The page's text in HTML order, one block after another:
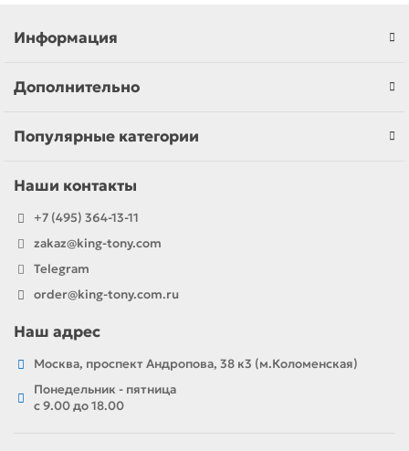
Информация
Дополнительно
Популярные категории
Наши контакты
+7 (495) 364-13-11
zakaz@king-tony.com
Telegram
order@king-tony.com.ru
Наш адрес
Москва, проспект Андропова, 38 к3 (м.Коломенская)
Понедельник - пятница
c 9.00 до 18.00